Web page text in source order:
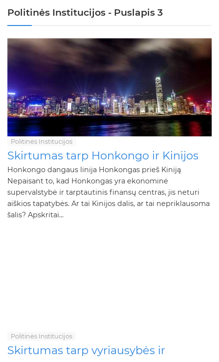
Politinės Institucijos - Puslapis 3
Politinės Institucijos
Skirtumas tarp Honkongo ir Kinijos
Honkongo dangaus linija Honkongas prieš Kiniją
Nepaisant to, kad Honkongas yra ekonominė
supervalstybė ir tarptautinis finansų centras, jis neturi
aiškios tapatybės. Ar tai Kinijos dalis, ar tai nepriklausoma
šalis? Apskritai...
Politinės Institucijos
Skirtumas tarp vyriausybės ir